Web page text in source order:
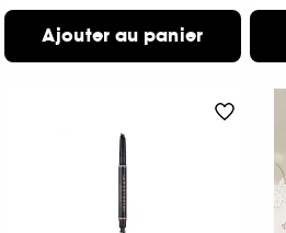
Ajouter au panier